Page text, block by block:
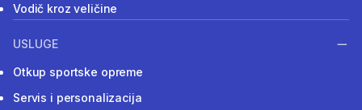
Vodič kroz veličine
USLUGE
Otkup sportske opreme
Servis i personalizacija